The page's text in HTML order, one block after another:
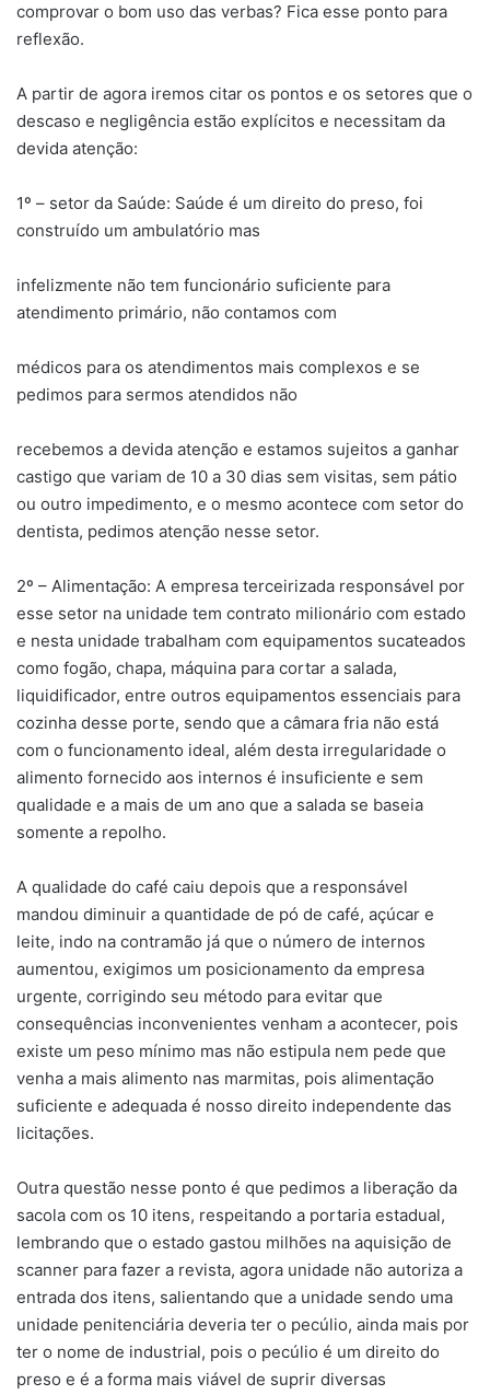
comprovar o bom uso das verbas? Fica esse ponto para
reflexão.
A partir de agora iremos citar os pontos e os setores que o
descaso e negligência estão explícitos e necessitam da
devida atenção:
1º – setor da Saúde: Saúde é um direito do preso, foi
construído um ambulatório mas
infelizmente não tem funcionário suficiente para
atendimento primário, não contamos com
médicos para os atendimentos mais complexos e se
pedimos para sermos atendidos não
recebemos a devida atenção e estamos sujeitos a ganhar
castigo que variam de 10 a 30 dias sem visitas, sem pátio
ou outro impedimento, e o mesmo acontece com setor do
dentista, pedimos atenção nesse setor.
2º – Alimentação: A empresa terceirizada responsável por
esse setor na unidade tem contrato milionário com estado
e nesta unidade trabalham com equipamentos sucateados
como fogão, chapa, máquina para cortar a salada,
liquidificador, entre outros equipamentos essenciais para
cozinha desse porte, sendo que a câmara fria não está
com o funcionamento ideal, além desta irregularidade o
alimento fornecido aos internos é insuficiente e sem
qualidade e a mais de um ano que a salada se baseia
somente a repolho.
A qualidade do café caiu depois que a responsável
mandou diminuir a quantidade de pó de café, açúcar e
leite, indo na contramão já que o número de internos
aumentou, exigimos um posicionamento da empresa
urgente, corrigindo seu método para evitar que
consequências inconvenientes venham a acontecer, pois
existe um peso mínimo mas não estipula nem pede que
venha a mais alimento nas marmitas, pois alimentação
suficiente e adequada é nosso direito independente das
licitações.
Outra questão nesse ponto é que pedimos a liberação da
sacola com os 10 itens, respeitando a portaria estadual,
lembrando que o estado gastou milhões na aquisição de
scanner para fazer a revista, agora unidade não autoriza a
entrada dos itens, salientando que a unidade sendo uma
unidade penitenciária deveria ter o pecúlio, ainda mais por
ter o nome de industrial, pois o pecúlio é um direito do
preso e é a forma mais viável de suprir diversas